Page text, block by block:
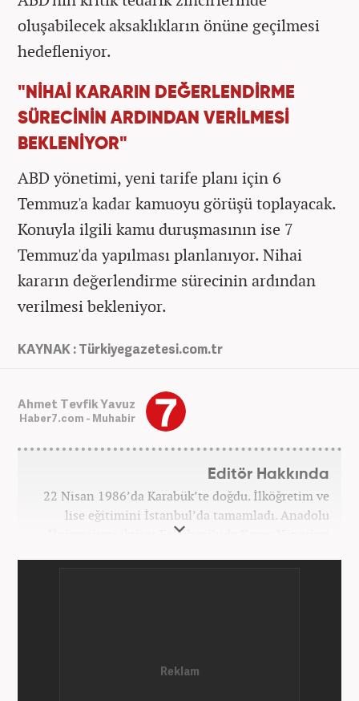
oluşabilecek aksaklıkların önüne geçilmesi
hedefleniyor.
"NİHAİ KARARIN DEĞERLENDİRME
SÜRECİNİN ARDINDAN VERİLMESİ
BEKLENİYOR"
ABD yönetimi, yeni tarife planı için 6
Temmuz'a kadar kamuoyu görüşü toplayacak.
Konuyla ilgili kamu duruşmasının ise 7
Temmuz'da yapılması planlanıyor. Nihai
kararın değerlendirme sürecinin ardından
verilmesi bekleniyor.
KAYNAK : Türkiyegazetesi.com.tr
Ahmet Tevfik Yavuz
Haber7.com - Muhabir
Editör Hakkında
22 Nisan 1986’da Karabük’te doğdu. İlköğretim ve
lise eğitimini İstanbul’da tamamladı. Anadolu
Üniversitesi iktisat Fakültesi’nde Kamu Yönetimi